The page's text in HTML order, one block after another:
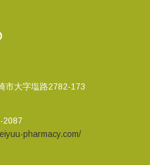
市大字塩路2782-173
2087
pharmacy.com/